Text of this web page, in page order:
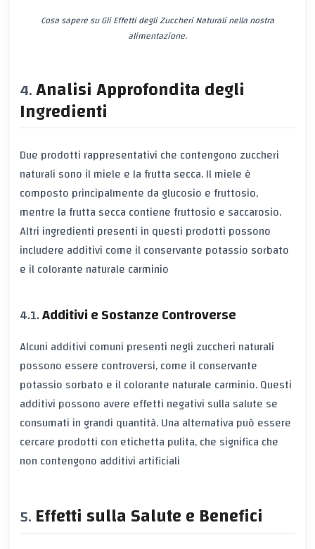
Cosa sapere su Gli Effetti degli Zuccheri Naturali nella nostra
alimentazione.
Analisi Approfondita degli
Ingredienti
Due prodotti rappresentativi che contengono zuccheri
naturali sono il miele e la frutta secca. Il miele è
composto principalmente da glucosio e fruttosio,
mentre la frutta secca contiene fruttosio e saccarosio.
Altri ingredienti presenti in questi prodotti possono
includere additivi come il conservante potassio sorbato
e il colorante naturale carminio
Additivi e Sostanze Controverse
Alcuni additivi comuni presenti negli zuccheri naturali
possono essere controversi, come il conservante
potassio sorbato e il colorante naturale carminio. Questi
additivi possono avere effetti negativi sulla salute se
consumati in grandi quantità. Una alternativa può essere
cercare prodotti con etichetta pulita, che significa che
non contengono additivi artificiali
Effetti sulla Salute e Benefici